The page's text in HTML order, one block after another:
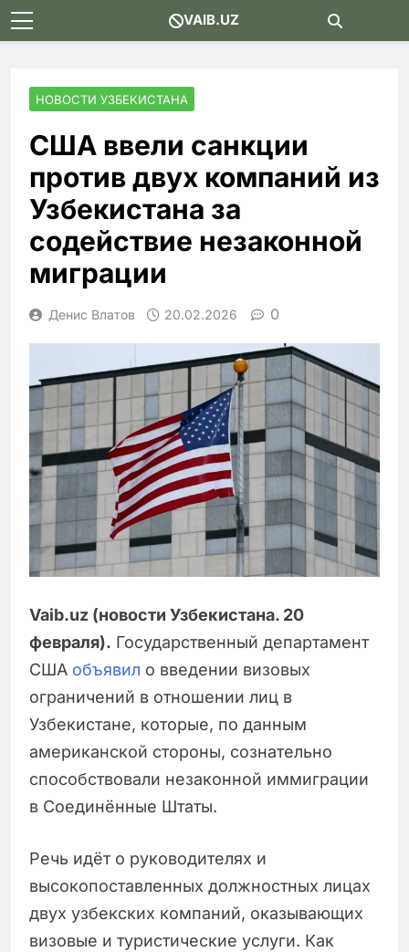
Skip
to
VAIB.UZ
НОВОСТИ УЗБЕКИСТАНА
США ввели санкции
против двух компаний из
Узбекистана за
содействие незаконной
миграции
Денис Влатов 20.02.2026 0
Vaib.uz (новости Узбекистана. 20
февраля). Государственный департамент
США объявил о введении визовых
ограничений в отношении лиц в
Узбекистане, которые, по данным
американской стороны, сознательно
способствовали незаконной иммиграции
в Соединённые Штаты.
Речь идёт о руководителях и
высокопоставленных должностных лицах
двух узбекских компаний, оказывающих
визовые и туристические услуги. Как